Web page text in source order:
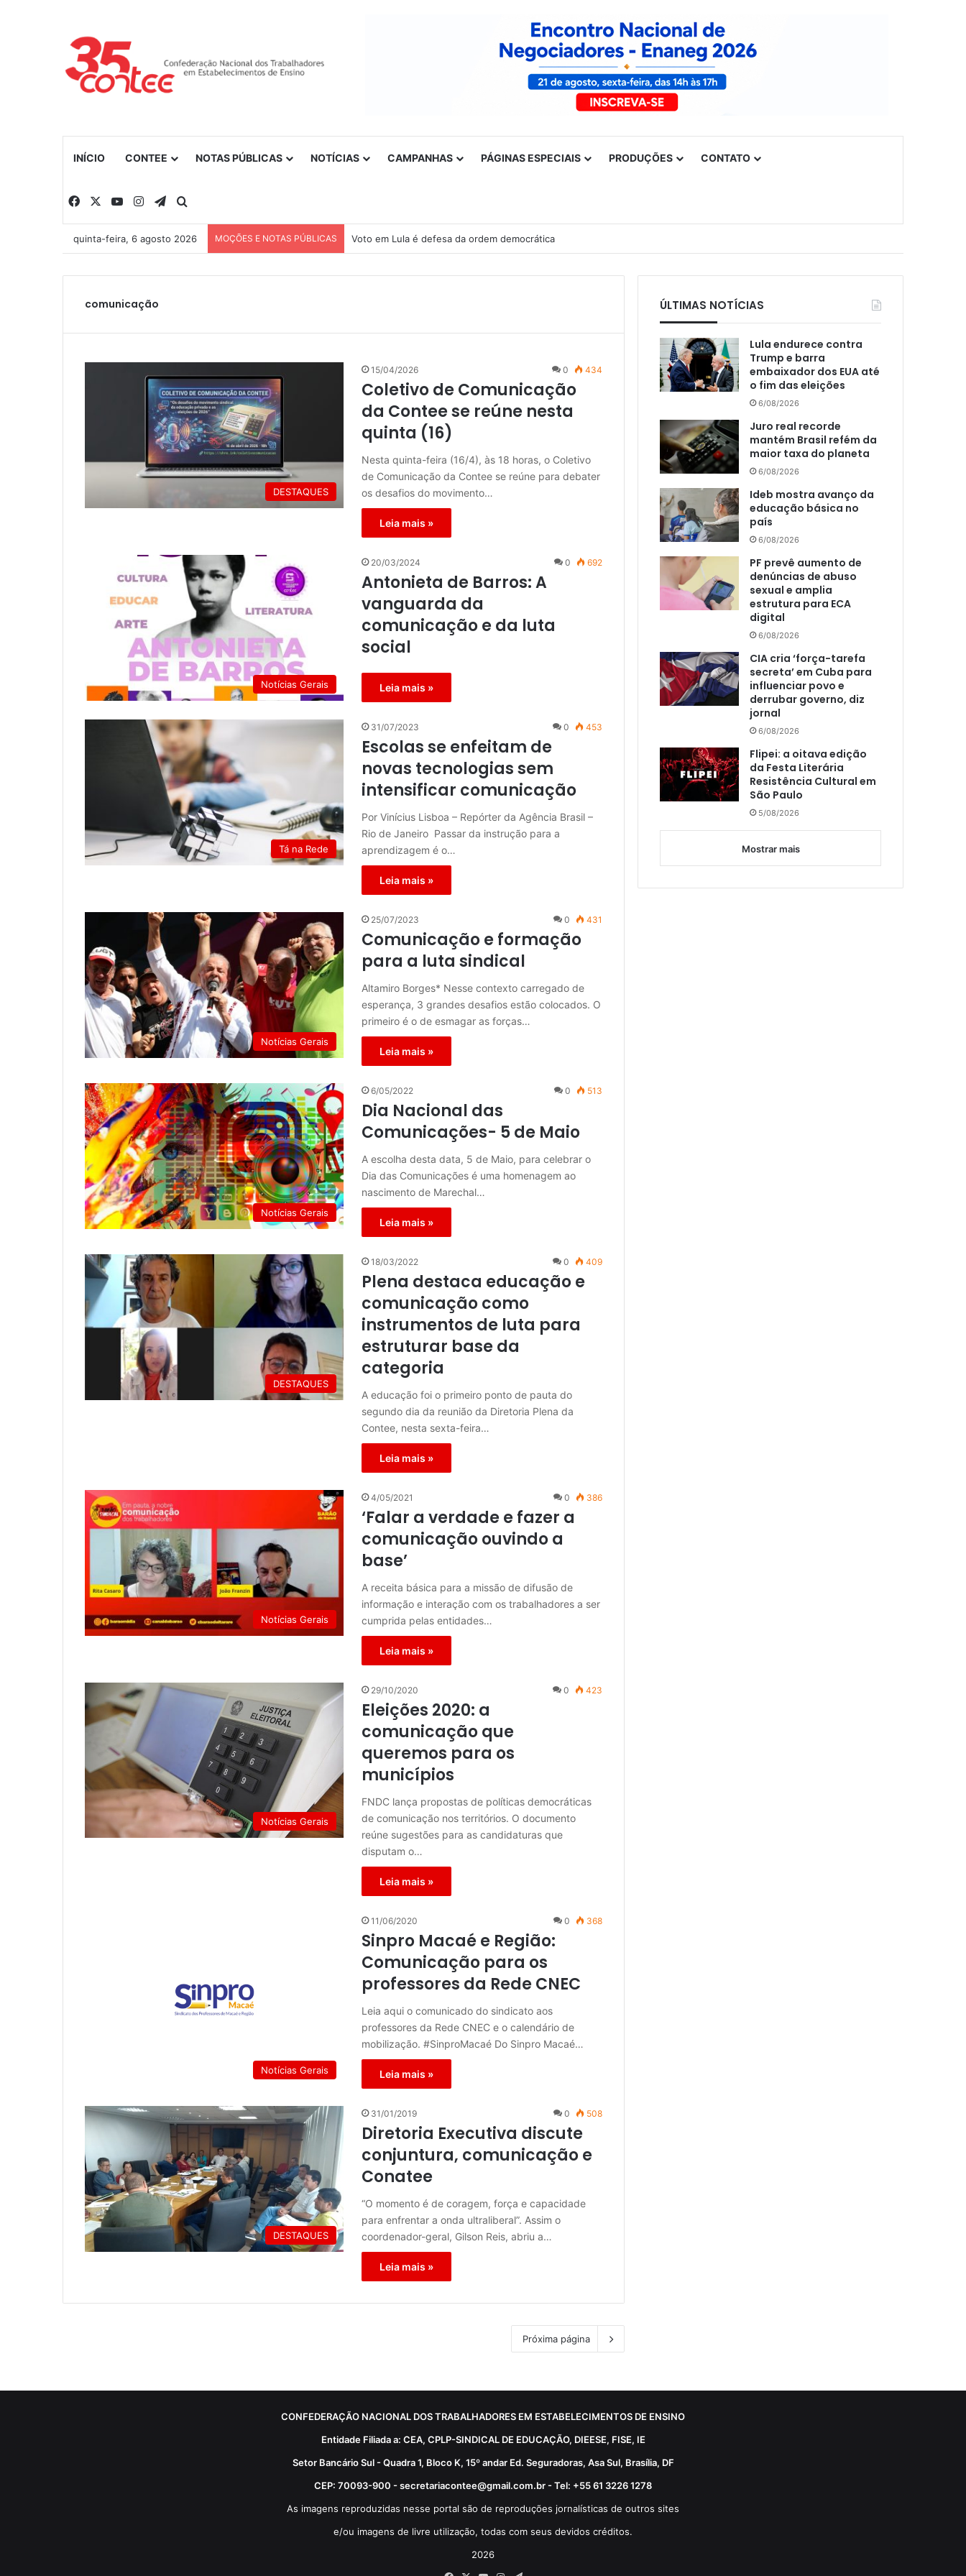
INÍCIO CONTEE NOTAS PÚBLICAS NOTÍCIAS CAMPANHAS PÁGINAS ESPECIAIS PRODUÇÕES CONTATO
Facebook YouTubeInstagramTelegram
quinta-feira, 6 agosto 2026 MOÇÕES E NOTAS PÚBLICAS Voto em Lula é defesa da ordem democrática
comunicação
DESTAQUES
15/04/2026 0 434
Coletivo de Comunicação
da Contee se reúne nesta
quinta (16)
Nesta quinta-feira (16/4), às 18 horas, o Coletivo
de Comunicação da Contee se reúne para debater
os desafios do movimento…
Leia mais »
Notícias Gerais
20/03/2024 0 692
Antonieta de Barros: A
vanguarda da
comunicação e da luta
social
Leia mais »
Tá na Rede
31/07/2023 0 453
Escolas se enfeitam de
novas tecnologias sem
intensificar comunicação
Por Vinícius Lisboa – Repórter da Agência Brasil –
Rio de Janeiro Passar da instrução para a
aprendizagem é o…
Leia mais »
Notícias Gerais
25/07/2023 0 431
Comunicação e formação
para a luta sindical
Altamiro Borges* Nesse contexto carregado de
esperança, 3 grandes desafios estão colocados. O
primeiro é o de esmagar as forças…
Leia mais »
Notícias Gerais
6/05/2022 0 513
Dia Nacional das
Comunicações- 5 de Maio
A escolha desta data, 5 de Maio, para celebrar o
Dia das Comunicações é uma homenagem ao
nascimento de Marechal…
Leia mais »
DESTAQUES
18/03/2022 0 409
Plena destaca educação e
comunicação como
instrumentos de luta para
estruturar base da
categoria
A educação foi o primeiro ponto de pauta do
segundo dia da reunião da Diretoria Plena da
Contee, nesta sexta-feira…
Leia mais »
Notícias Gerais
4/05/2021 0 386
‘Falar a verdade e fazer a
comunicação ouvindo a
base’
A receita básica para a missão de difusão de
informação e interação com os trabalhadores a ser
cumprida pelas entidades…
Leia mais »
Notícias Gerais
29/10/2020 0 423
Eleições 2020: a
comunicação que
queremos para os
municípios
FNDC lança propostas de políticas democráticas
de comunicação nos territórios. O documento
reúne sugestões para as candidaturas que
disputam o…
Leia mais »
Notícias Gerais
11/06/2020 0 368
Sinpro Macaé e Região:
Comunicação para os
professores da Rede CNEC
Leia aqui o comunicado do sindicato aos
professores da Rede CNEC e o calendário de
mobilização. #SinproMacaé Do Sinpro Macaé…
Leia mais »
DESTAQUES
31/01/2019 0 508
Diretoria Executiva discute
conjuntura, comunicação e
Conatee
“O momento é de coragem, força e capacidade
para enfrentar a onda ultraliberal”. Assim o
coordenador-geral, Gilson Reis, abriu a…
Leia mais »
Próxima página
ÚLTIMAS NOTÍCIAS
Lula endurece contra
Trump e barra
embaixador dos EUA até
o fim das eleições
6/08/2026
Juro real recorde
mantém Brasil refém da
maior taxa do planeta
6/08/2026
Ideb mostra avanço da
educação básica no
país
6/08/2026
PF prevê aumento de
denúncias de abuso
sexual e amplia
estrutura para ECA
digital
6/08/2026
CIA cria ‘força-tarefa
secreta’ em Cuba para
influenciar povo e
derrubar governo, diz
jornal
6/08/2026
Flipei: a oitava edição
da Festa Literária
Resistência Cultural em
São Paulo
5/08/2026
Mostrar mais
CONFEDERAÇÃO NACIONAL DOS TRABALHADORES EM ESTABELECIMENTOS DE ENSINO
Entidade Filiada a: CEA, CPLP-SINDICAL DE EDUCAÇÃO, DIEESE, FISE, IE
Setor Bancário Sul - Quadra 1, Bloco K, 15º andar Ed. Seguradoras, Asa Sul, Brasília, DF
CEP: 70093-900 - secretariacontee@gmail.com.br - Tel: +55 61 3226 1278
As imagens reproduzidas nesse portal são de reproduções jornalísticas de outros sites
e/ou imagens de livre utilização, todas com seus devidos créditos.
2026